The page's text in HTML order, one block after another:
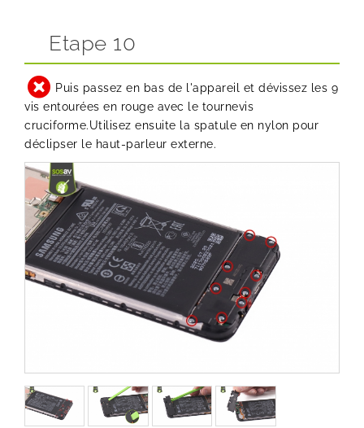
Etape 10
Puis passez en bas de l'appareil et dévissez les 9
vis entourées en rouge avec le tournevis
cruciforme.Utilisez ensuite la spatule en nylon pour
déclipser le haut-parleur externe.